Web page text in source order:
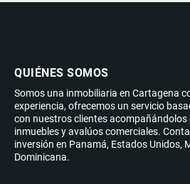
QUIÉNES SOMOS
Somos una inmobiliaria en Cartagena
experiencia, ofrecemos un servicio
con nuestros clientes acompañándolos
inmuebles y avalúos comerciales.
inversión en Panamá, Estados Unidos,
Dominicana.